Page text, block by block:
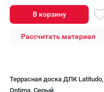
В корзину
Рассчитать материал
Террасная доска ДПК Latitudo,
Optima, Серый